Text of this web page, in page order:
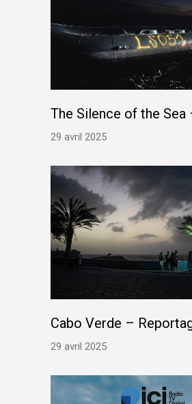
The Silence of the Sea
29 avril 2025
Cabo Verde –
29 avril 2025